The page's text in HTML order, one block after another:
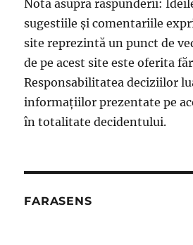
Notă asupra răspunderii:
sugestiile și comentariile
site reprezintă un punct de
de pe acest site este oferita
Responsabilitatea deciziilor
informațiilor prezentate pe
în totalitate decidentului.
FARASENS